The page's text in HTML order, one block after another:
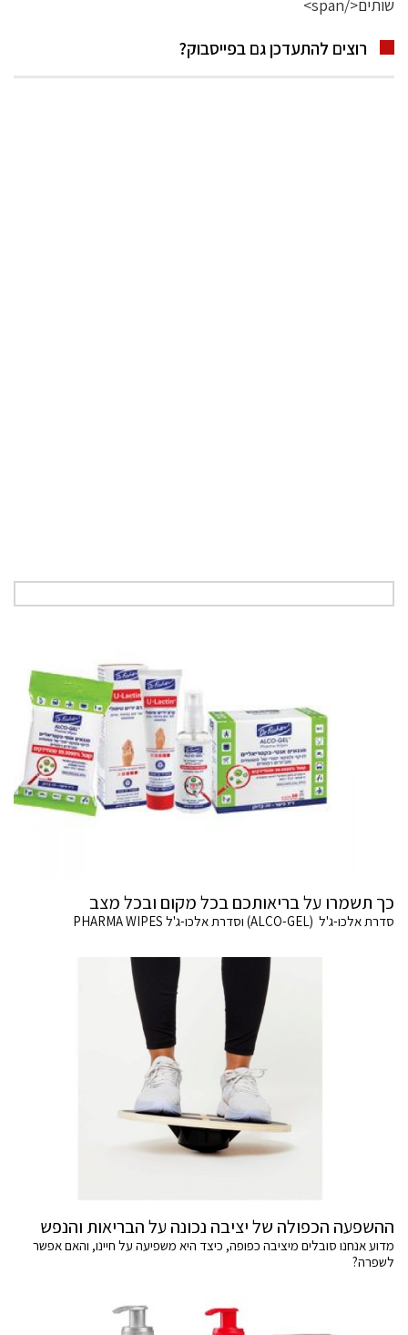
רוצים להתעדכן גם בפייסבוק?
כך תשמרו על בריאותכם בכל מקום ובכל מצב
סדרת אלכו-ג'ל (ALCO-GEL) וסדרת אלכו-ג'ל PHARMA WIPES
ההשפעה הכפולה של יציבה נכונה על הבריאות והנפש
מדוע אנחנו סובלים מיציבה כפופה, כיצד היא משפיעה על חיינו, והאם אפשר
לשפרה?